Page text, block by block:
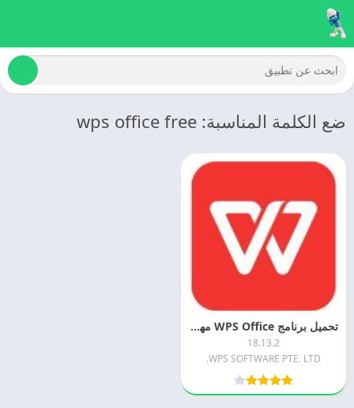
ضع الكلمة المناسبة: wps office free
تحميل برنامج WPS Office مهكر اخر اصدار مجانا
18.13.2
WPS SOFTWARE PTE. LTD.